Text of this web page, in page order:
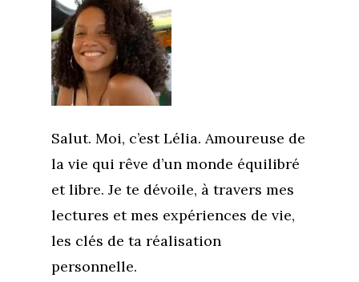
Salut. Moi, c’est Lélia. Amoureuse de
la vie qui rêve d’un monde équilibré
et libre. Je te dévoile, à travers mes
lectures et mes expériences de vie,
les clés de ta réalisation
personnelle.